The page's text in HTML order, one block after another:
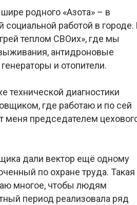
родного «Азота» – в
работой в городе.
теплом СВОих», где мы
антидроновые
и отопители.
технической диагностики
где работаю и по сей
меня председателем
дали вектор ещё одному
по охране труда. Такая
многое, чтобы людям
период реализовала ряд